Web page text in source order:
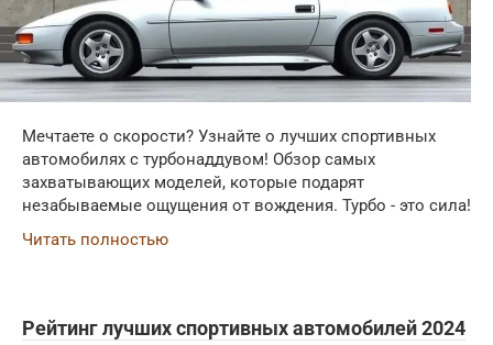
Мечтаете о скорости? Узнайте о лучших спортивных
автомобилях с турбонаддувом! Обзор самых
захватывающих моделей, которые подарят
незабываемые ощущения от вождения. Турбо - это сила!
Читать полностью
Рейтинг лучших спортивных автомобилей 2024